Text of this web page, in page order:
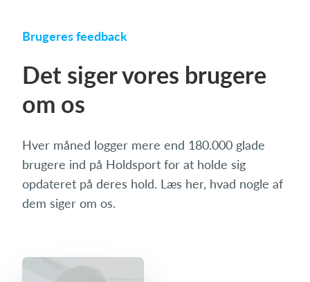
Brugeres feedback
Det siger vores brugere
om os
Hver måned logger mere end 180.000 glade
brugere ind på Holdsport for at holde sig
opdateret på deres hold. Læs her, hvad nogle af
dem siger om os.